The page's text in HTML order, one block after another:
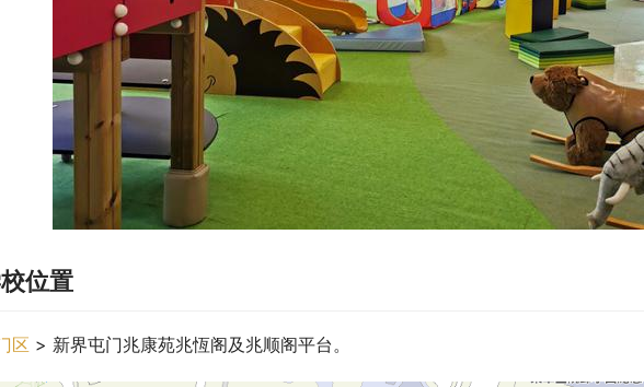
位置
区 > 新界屯门兆康苑兆恆阁及兆顺阁平台。